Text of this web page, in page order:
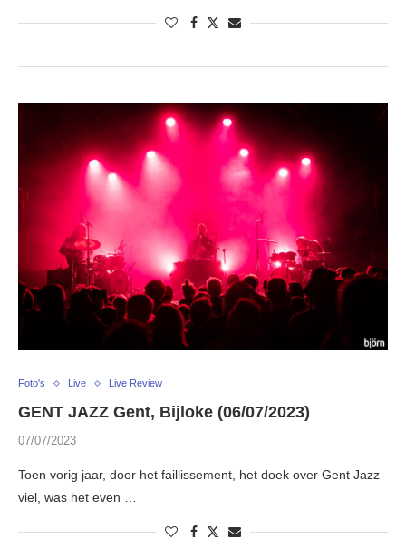
Foto's Live Live Review
GENT JAZZ Gent, Bijloke (06/07/2023)
07/07/2023
Toen vorig jaar, door het faillissement, het doek over Gent Jazz
viel, was het even …